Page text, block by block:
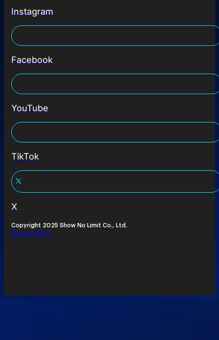
Instagram
Facebook
YouTube
TikTok
X
Copyright 2025 Show No Limit Co., Ltd.
Privacy Policy